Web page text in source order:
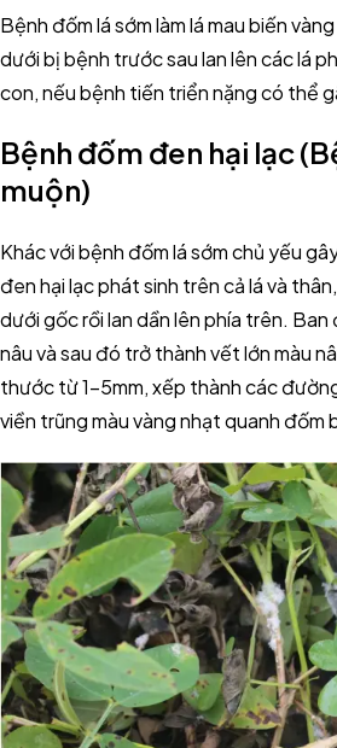
Bệnh đốm lá sớm làm lá mau biến
dưới bị bệnh trước sau lan lên các lá
con, nếu bệnh tiến triển nặng có thể
Bệnh đốm đen hại lạc
muộn)
Khác với bệnh đốm lá sớm chủ yếu
đen hại lạc phát sinh trên cả lá và
dưới gốc rồi lan dần lên phía trên.
nâu và sau đó trở thành vết lớn màu
thước từ 1-5mm, xếp thành các
viền trũng màu vàng nhạt quanh đốm